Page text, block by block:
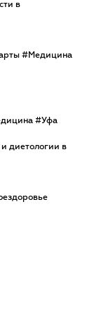
в
#Медицина
#Уфа
диетологии в